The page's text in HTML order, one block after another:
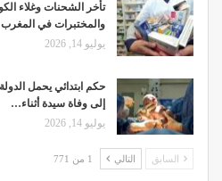
تأخر الشحنات وغلاء
والمختبرات في المغرب
يوليو 14, 2026
حكم ابتدائي يحمل
إلى وفاة سيدة أثناء…
يوليو 14, 2026
السابق التالي 1 من 771